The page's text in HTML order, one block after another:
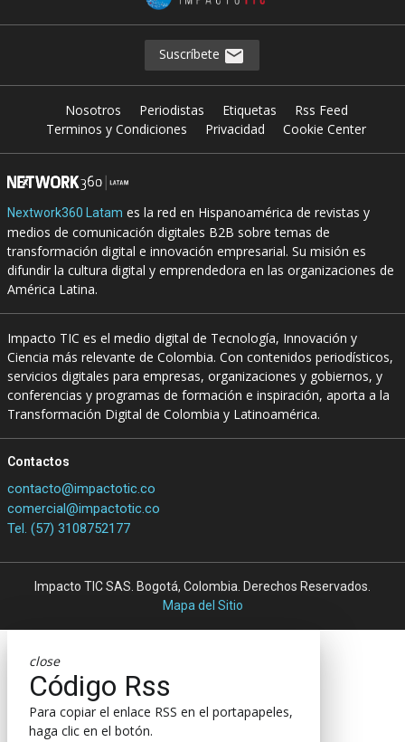
Suscríbete
Nosotros Periodistas Etiquetas
Rss Feed
Terminos y Condiciones
Privacidad Cookie Center
Nextwork360 Latam es la red en Hispanoamérica de revistas y
medios de comunicación digitales B2B sobre temas de
transformación digital e innovación empresarial. Su misión es
difundir la cultura digital y emprendedora en las organizaciones de
América Latina.
Impacto TIC es el medio digital de Tecnología, Innovación y
Ciencia más relevante de Colombia. Con contenidos periodísticos,
servicios digitales para empresas, organizaciones y gobiernos, y
conferencias y programas de formación e inspiración, aporta a la
Transformación Digital de Colombia y Latinoamérica.
Contactos
contacto@impactotic.co
comercial@impactotic.co
Tel. (57) 3108752177
Impacto TIC SAS. Bogotá, Colombia. Derechos Reservados.
Mapa del Sitio
close
Código Rss
Para copiar el enlace RSS en el portapapeles,
haga clic en el botón.